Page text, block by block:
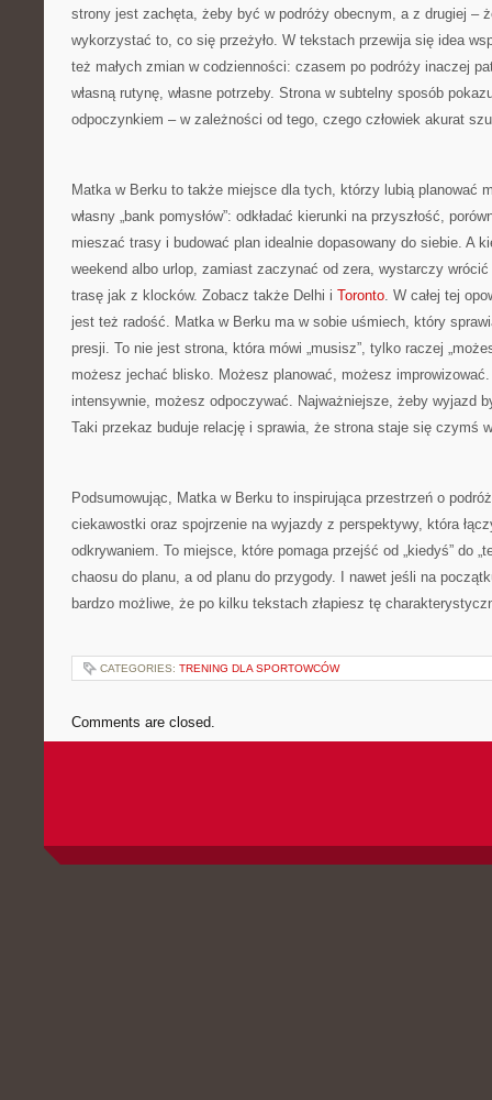
strony jest zachęta, żeby być w podróży obecnym, a z drugiej –
wykorzystać to, co się przeżyło. W tekstach przewija się idea
też małych zmian w codzienności: czasem po podróży inaczej
własną rutynę, własne potrzeby. Strona w subtelny sposób
odpoczynkiem – w zależności od tego, czego człowiek akurat
Matka w Berku to także miejsce dla tych, którzy lubią planować
własny „bank pomysłów”: odkładać kierunki na przyszłość,
mieszać trasy i budować plan idealnie dopasowany do siebie. A
weekend albo urlop, zamiast zaczynać od zera, wystarczy
trasę jak z klocków. Zobacz także Delhi i Toronto. W całej tej
jest też radość. Matka w Berku ma w sobie uśmiech, który
presji. To nie jest strona, która mówi „musisz”, tylko raczej
możesz jechać blisko. Możesz planować, możesz
intensywnie, możesz odpoczywać. Najważniejsze, żeby wyjazd
Taki przekaz buduje relację i sprawia, że strona staje się czymś
Podsumowując, Matka w Berku to inspirująca przestrzeń o
ciekawostki oraz spojrzenie na wyjazdy z perspektywy, która
odkrywaniem. To miejsce, które pomaga przejść od „kiedyś” do
chaosu do planu, a od planu do przygody. I nawet jeśli na
bardzo możliwe, że po kilku tekstach złapiesz tę
CATEGORIES: TRENING DLA SPORTOWCÓW
Comments are closed.